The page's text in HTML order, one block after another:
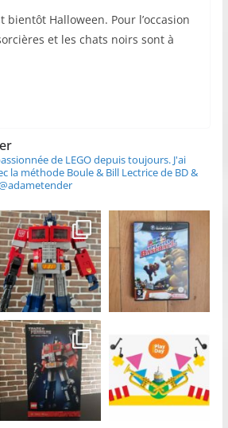
bientôt Halloween. Pour l’occasion
et les chats noirs sont à
de LEGO depuis toujours.J'ai
la méthode Boule & Bill Lectrice de BD &